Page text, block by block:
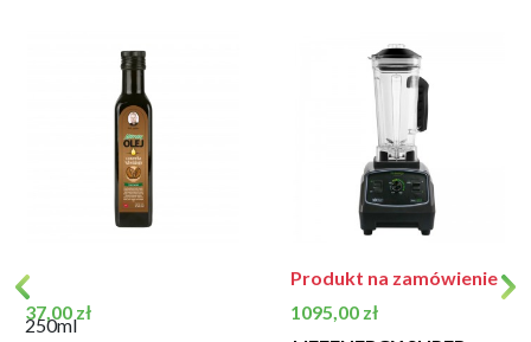
Cena
37,00 zł
250ml
Produkt na zamówienie
Cena
1095,00 zł